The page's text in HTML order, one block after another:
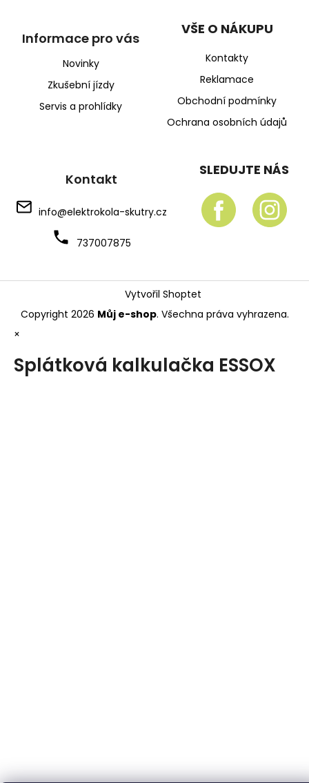
Informace pro vás
Novinky
Zkušební jízdy
Servis a prohlídky
VŠE O NÁKUPU
Kontakty
Reklamace
Obchodní podmínky
Ochrana osobních údajů
Kontakt
info@elektrokola-skutry.cz
737007875
SLEDUJTE NÁS
Vytvořil Shoptet
Copyright 2026 Můj e-shop. Všechna práva vyhrazena.
×
Splátková kalkulačka ESSOX